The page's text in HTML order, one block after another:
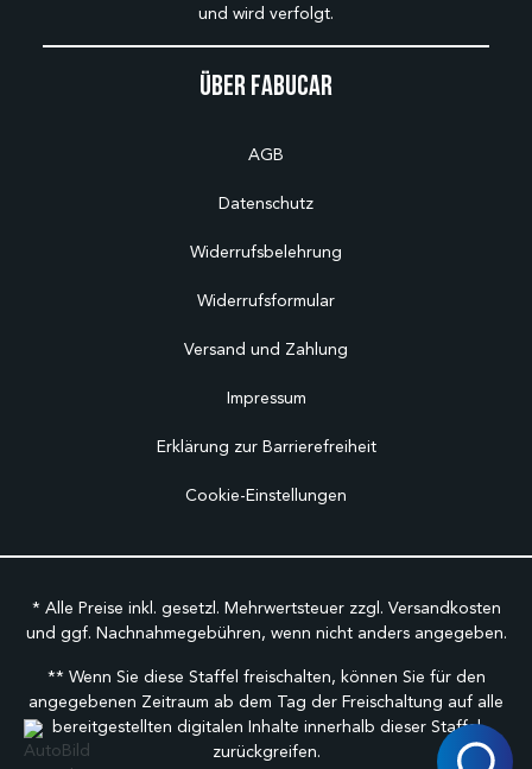
Über Fabucar
AGB
Datenschutz
Widerrufsbelehrung
Widerrufsformular
Versand und Zahlung
Impressum
Erklärung zur Barrierefreiheit
Cookie-Einstellungen
und wird verfolgt.
* Alle Preise inkl. gesetzl. Mehrwertsteuer zzgl. Versandkosten
und ggf. Nachnahmegebühren, wenn nicht anders angegeben.
** Wenn Sie diese Staffel freischalten, können Sie für den
angegebenen Zeitraum ab dem Tag der Freischaltung auf alle
bereitgestellten digitalen Inhalte innerhalb dieser Staffel
zurückgreifen.